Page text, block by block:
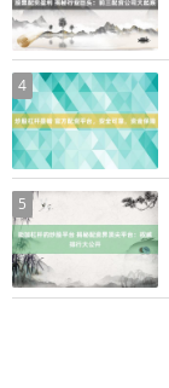
4
5